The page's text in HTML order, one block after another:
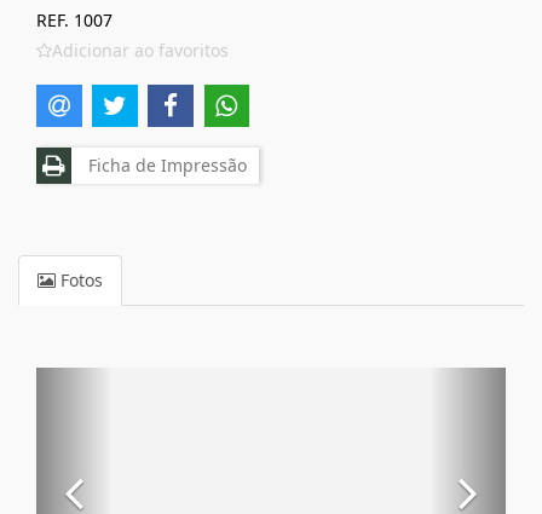
REF. 1007
Adicionar ao favoritos
Ficha de Impressão
Fotos